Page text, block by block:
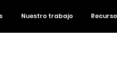
Nuestro trabajo